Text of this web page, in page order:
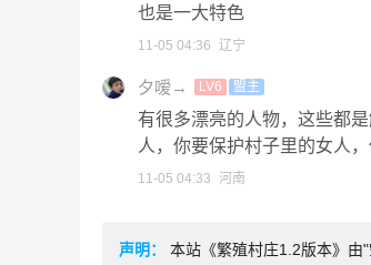
也是一大特色
11-05 04:36 辽宁
夕嗳→ LV6 盟主
有很多漂亮的人物，这些都
人，你要保护村子里的女人
11-05 04:33 河南
声明：
本站《繁殖村庄1.2版本》由